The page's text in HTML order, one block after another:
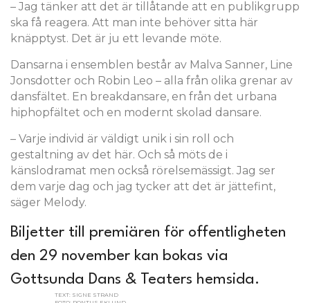
– Jag tänker att det är tillåtande att en publikgrupp
ska få reagera. Att man inte behöver sitta här
knäpptyst. Det är ju ett levande möte.
Dansarna i ensemblen består av Malva Sanner, Line
Jonsdotter och Robin Leo – alla från olika grenar av
dansfältet. En breakdansare, en från det urbana
hiphopfältet och en modernt skolad dansare.
– Varje individ är väldigt unik i sin roll och
gestaltning av det här. Och så möts de i
känslodramat men också rörelsemässigt. Jag ser
dem varje dag och jag tycker att det är jättefint,
säger Melody.
Biljetter till premiären för offentligheten
den 29 november kan bokas via
Gottsunda Dans & Teaters hemsida.
TEXT: SIGNE STRAND